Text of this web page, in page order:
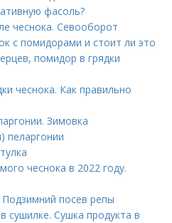
фасоль?
чеснока. Севооборот
с помидорами и стоит ли это
помидор в грядки
чеснока. Как правильно
Зимовка
пеларгонии
чеснока в 2022 году.
посев репы
сушилке. Сушка продукта в